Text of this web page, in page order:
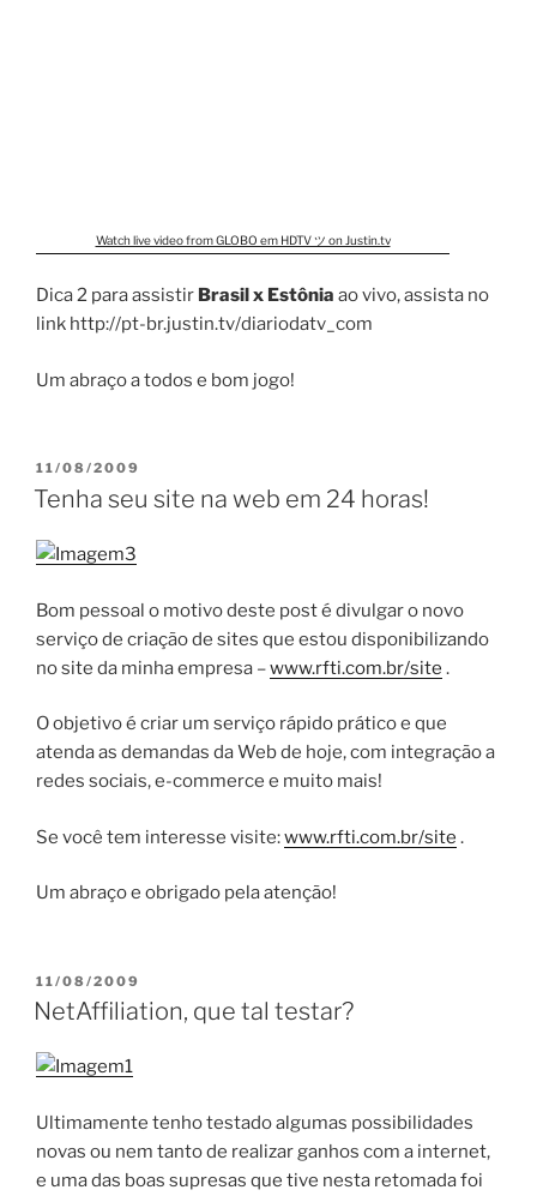
Watch live video from GLOBO em HDTV ツ on Justin.tv
Dica 2 para assistir Brasil x Estônia ao vivo, assista no
link http://pt-br.justin.tv/diariodatv_com
Um abraço a todos e bom jogo!
PUBLICADO
EM
11/08/2009
Tenha seu site na web em 24 horas!
Bom pessoal o motivo deste post é divulgar o novo
serviço de criação de sites que estou disponibilizando
no site da minha empresa –www.rfti.com.br/site .
O objetivo é criar um serviço rápido prático e que
atenda as demandas da Web de hoje, com integração a
redes sociais, e-commerce e muito mais!
Se você tem interesse visite:www.rfti.com.br/site .
Um abraço e obrigado pela atenção!
PUBLICADO
EM
11/08/2009
NetAffiliation, que tal testar?
Ultimamente tenho testado algumas possibilidades
novas ou nem tanto de realizar ganhos com a internet,
e uma das boas supresas que tive nesta retomada foi